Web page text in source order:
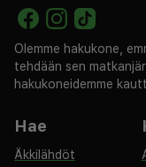
Olemme hakukone,
tehdään sen
hakukoneidemme
Hae
Äkkilähdöt